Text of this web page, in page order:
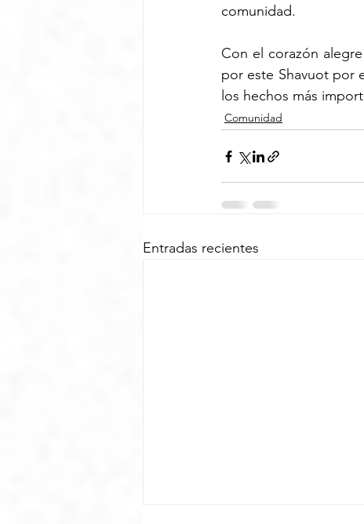
comunidad.
Con el corazón
por este Shavuot por
los hechos más
Comunidad
Entradas recientes